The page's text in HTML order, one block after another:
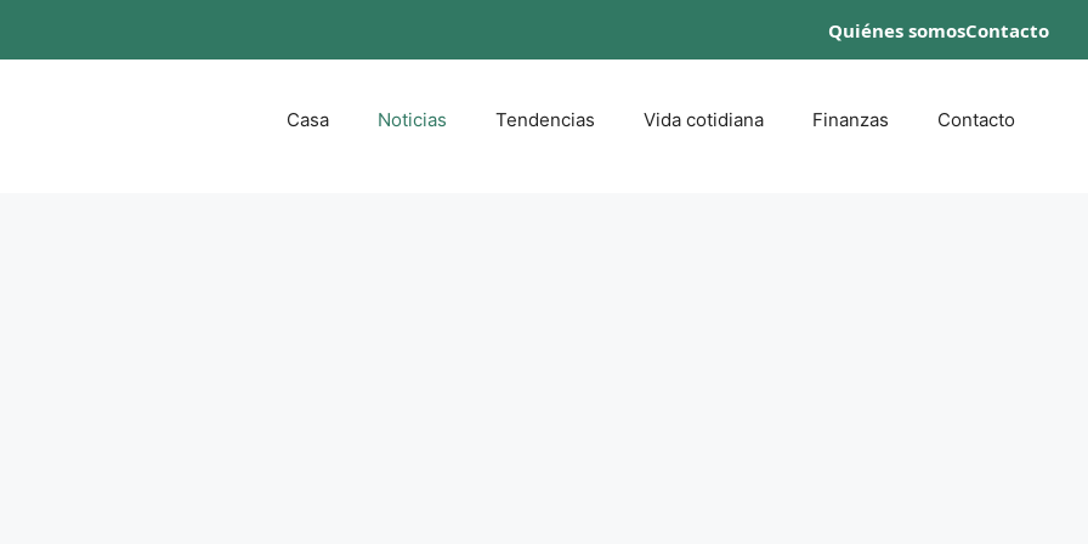
Quiénes somosContacto
Casa Noticias Tendencias Vida cotidiana Finanzas Contacto